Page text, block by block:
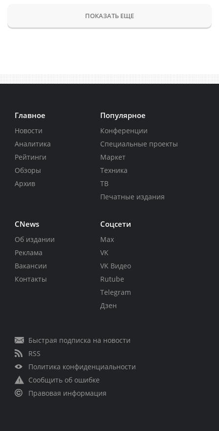
ПОКАЗАТЬ ЕЩЕ
Главное
Новости
Аналитика
Рейтинги
Обзоры
Архив
Популярное
Конференции
Специальные проекты
Маркет
Техника
ТВ
Печатные издания
CNews
Об издании
Реклама
Вакансии
Контакты
Соцсети
Max
VK
VK Видео
Rutube
Telegram
Дзен
Быстрая подписка на новости
RSS
Политика конфиденциальности
Сообщить об ошибке
Правовая информация